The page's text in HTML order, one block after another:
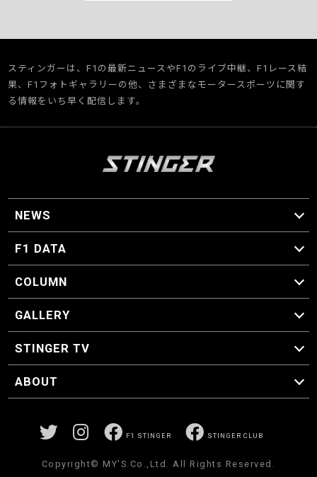
スティンガーは、F1の最新ニュースやF1のライブ中継、F1レース結
果、F1フォトギャラリーの他、さまざまなモータースポーツに関す
る情報をいち早く配信します。
NEWS
F1 ニュース
F1 DATA
F1 日程
F1 データ
COLUMN
マイ・ワンダフル・サーキット
スクーデリア・一方通行
F1に燃え、ゴルフに泣く日々。
スティングくんの部屋
GALLERY
GALLERY
STINGER TV
STINGER TV
ABOUT
F1 STINGER STINGER CLUB
Copyright© MY'S.Co.,Ltd. All Rights Reserved.